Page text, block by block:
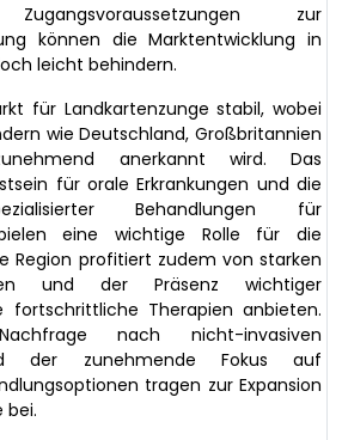
zur
können die Marktentwicklung in
leicht behindern.
für Landkartenzunge stabil, wobei
wie Deutschland, Großbritannien
anerkannt wird. Das
für orale Erkrankungen und die
Behandlungen für
eine wichtige Rolle für die
Region profitiert zudem von starken
und der Präsenz wichtiger
fortschrittliche Therapien anbieten.
nach nicht-invasiven
der zunehmende Fokus auf
tragen zur Expansion
bei.